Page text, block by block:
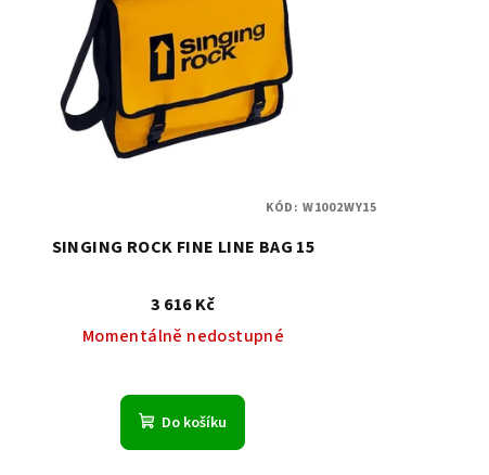
SINGING ROCK FINE LINE BAG 15
3 616 Kč
Momentálně nedostupné
Do košíku
KÓD: W1002WY15